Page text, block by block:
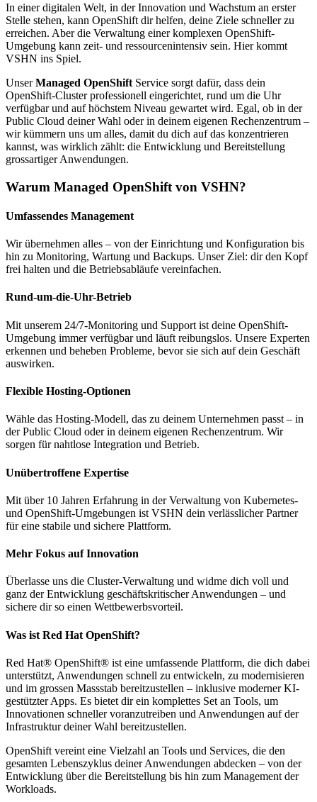
In einer digitalen Welt, in der Innovation und Wachstum an erster
Stelle stehen, kann OpenShift dir helfen, deine Ziele schneller zu
erreichen. Aber die Verwaltung einer komplexen OpenShift-
Umgebung kann zeit- und ressourcenintensiv sein. Hier kommt
VSHN ins Spiel.
UnserManaged OpenShift Service sorgt dafür, dass dein
OpenShift-Cluster professionell eingerichtet, rund um die Uhr
verfügbar und auf höchstem Niveau gewartet wird. Egal, ob in der
Public Cloud deiner Wahl oder in deinem eigenen Rechenzentrum –
wir kümmern uns um alles, damit du dich auf das konzentrieren
kannst, was wirklich zählt: die Entwicklung und Bereitstellung
grossartiger Anwendungen.
Warum Managed OpenShift von VSHN?
Umfassendes Management
Wir übernehmen alles – von der Einrichtung und Konfiguration bis
hin zu Monitoring, Wartung und Backups. Unser Ziel: dir den Kopf
frei halten und die Betriebsabläufe vereinfachen.
Rund-um-die-Uhr-Betrieb
Mit unserem 24/7-Monitoring und Support ist deine OpenShift-
Umgebung immer verfügbar und läuft reibungslos. Unsere Experten
erkennen und beheben Probleme, bevor sie sich auf dein Geschäft
auswirken.
Flexible Hosting-Optionen
Wähle das Hosting-Modell, das zu deinem Unternehmen passt – in
der Public Cloud oder in deinem eigenen Rechenzentrum. Wir
sorgen für nahtlose Integration und Betrieb.
Unübertroffene Expertise
Mit über 10 Jahren Erfahrung in der Verwaltung von Kubernetes-
und OpenShift-Umgebungen ist VSHN dein verlässlicher Partner
für eine stabile und sichere Plattform.
Mehr Fokus auf Innovation
Überlasse uns die Cluster-Verwaltung und widme dich voll und
ganz der Entwicklung geschäftskritischer Anwendungen – und
sichere dir so einen Wettbewerbsvorteil.
Was ist Red Hat OpenShift?
Red Hat® OpenShift® ist eine umfassende Plattform, die dich dabei
unterstützt, Anwendungen schnell zu entwickeln, zu modernisieren
und im grossen Massstab bereitzustellen – inklusive moderner KI-
gestützter Apps. Es bietet dir ein komplettes Set an Tools, um
Innovationen schneller voranzutreiben und Anwendungen auf der
Infrastruktur deiner Wahl bereitzustellen.
OpenShift vereint eine Vielzahl an Tools und Services, die den
gesamten Lebenszyklus deiner Anwendungen abdecken – von der
Entwicklung über die Bereitstellung bis hin zum Management der
Workloads.